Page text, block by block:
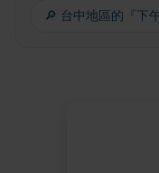
🔎 台中地區的『下